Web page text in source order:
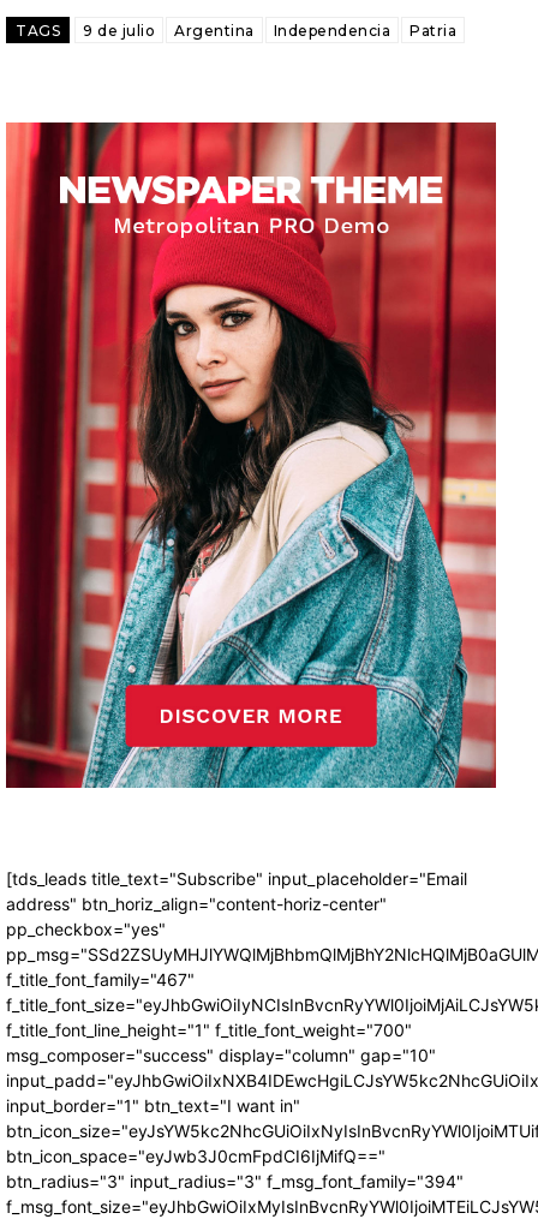
TAGS 9 de julio Argentina Independencia Patria
[tds_leads title_text="Subscribe" input_placeholder="Email
address" btn_horiz_align="content-horiz-center"
pp_checkbox="yes"
f_title_font_family="467"
f_title_font_line_height="1" f_title_font_weight="700"
msg_composer="success" display="column" gap="10"
input_border="1" btn_text="I want in"
btn_icon_space="eyJwb3J0cmFpdCI6IjMifQ=="
btn_radius="3" input_radius="3" f_msg_font_family="394"